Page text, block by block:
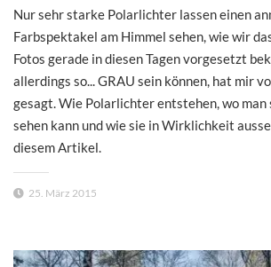
Nur sehr starke Polarlichter lassen einen
Farbspektakel am Himmel sehen, wie wir
Fotos gerade in diesen Tagen vorgesetzt
allerdings so... GRAU sein können, hat mir
gesagt. Wie Polarlichter entstehen, wo man
sehen kann und wie sie in Wirklichkeit
diesem Artikel.
25. März 2015